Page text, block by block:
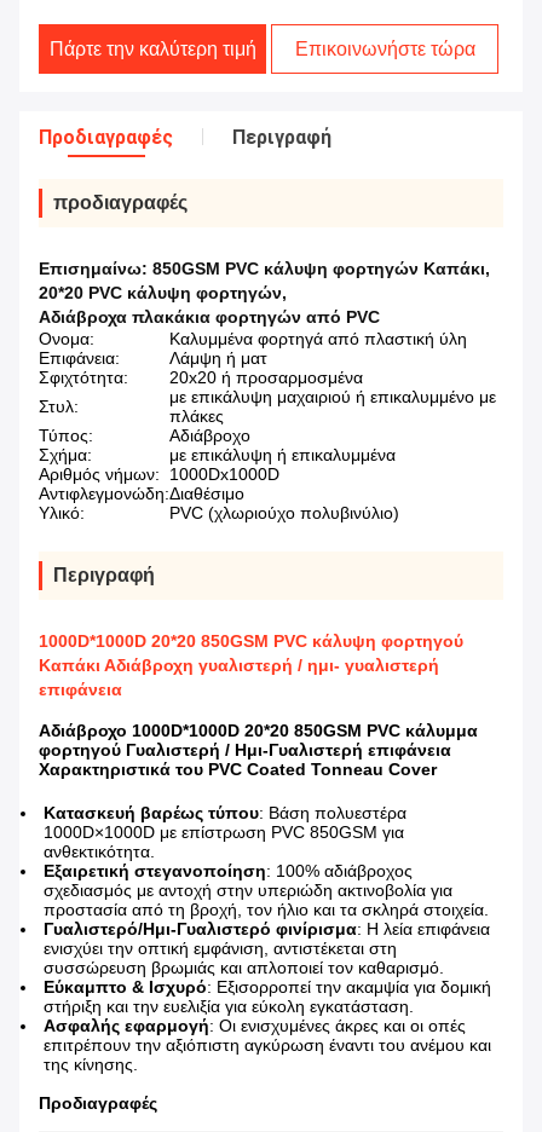
Πάρτε την καλύτερη τιμή Επικοινωνήστε τώρα
Προδιαγραφές Περιγραφή
προδιαγραφές
Επισημαίνω: 850GSM PVC κάλυψη φορτηγών Καπάκι,
20*20 PVC κάλυψη φορτηγών,
Αδιάβροχα πλακάκια φορτηγών από PVC
Ονομα:
Καλυμμένα φορτηγά από πλαστική ύλη
Επιφάνεια:
Λάμψη ή ματ
Σφιχτότητα:
20x20 ή προσαρμοσμένα
Στυλ:
με επικάλυψη μαχαιριού ή επικαλυμμένο με
πλάκες
Τύπος:
Αδιάβροχο
Σχήμα:
με επικάλυψη ή επικαλυμμένα
Αριθμός νήμων:
1000Dx1000D
Αντιφλεγμονώδη:Διαθέσιμο
Υλικό:
PVC (χλωριούχο πολυβινύλιο)
Περιγραφή
1000D*1000D 20*20 850GSM PVC κάλυψη φορτηγού
Καπάκι Αδιάβροχη γυαλιστερή / ημι- γυαλιστερή
επιφάνεια
Αδιάβροχο 1000D*1000D 20*20 850GSM PVC κάλυμμα
φορτηγού Γυαλιστερή / Ημι-Γυαλιστερή επιφάνεια
Χαρακτηριστικά του PVC Coated Tonneau Cover
Κατασκευή βαρέως τύπου: Βάση πολυεστέρα
1000D×1000D με επίστρωση PVC 850GSM για
ανθεκτικότητα.
Εξαιρετική στεγανοποίηση: 100% αδιάβροχος
σχεδιασμός με αντοχή στην υπεριώδη ακτινοβολία για
προστασία από τη βροχή, τον ήλιο και τα σκληρά στοιχεία.
Γυαλιστερό/Ημι-Γυαλιστερό φινίρισμα: Η λεία επιφάνεια
ενισχύει την οπτική εμφάνιση, αντιστέκεται στη
συσσώρευση βρωμιάς και απλοποιεί τον καθαρισμό.
Εύκαμπτο & Ισχυρό: Εξισορροπεί την ακαμψία για δομική
στήριξη και την ευελιξία για εύκολη εγκατάσταση.
Ασφαλής εφαρμογή: Οι ενισχυμένες άκρες και οι οπές
επιτρέπουν την αξιόπιστη αγκύρωση έναντι του ανέμου και
της κίνησης.
Προδιαγραφές